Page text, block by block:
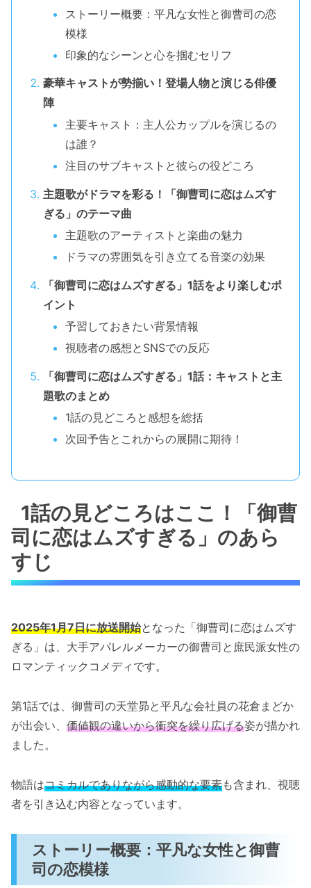
ストーリー概要：平凡な女性と御曹司の恋
模様
印象的なシーンと心を掴むセリフ
豪華キャストが勢揃い！登場人物と演じる俳優
陣
主要キャスト：主人公カップルを演じるの
は誰？
注目のサブキャストと彼らの役どころ
主題歌がドラマを彩る！「御曹司に恋はムズす
ぎる」のテーマ曲
主題歌のアーティストと楽曲の魅力
ドラマの雰囲気を引き立てる音楽の効果
「御曹司に恋はムズすぎる」1話をより楽しむポ
イント
予習しておきたい背景情報
視聴者の感想とSNSでの反応
「御曹司に恋はムズすぎる」1話：キャストと主
題歌のまとめ
1話の見どころと感想を総括
次回予告とこれからの展開に期待！
1話の見どころはここ！「御曹
司に恋はムズすぎる」のあら
すじ
2025年1月7日に放送開始となった「御曹司に恋はムズす
ぎる」は、大手アパレルメーカーの御曹司と庶民派女性の
ロマンティックコメディです。
第1話では、御曹司の天堂昴と平凡な会社員の花倉まどか
が出会い、 価値観の違いから衝突を繰り広げる姿が描かれ
ました。
物語はコミカルでありながら感動的な要素も含まれ、視聴
者を引き込む内容となっています。
ストーリー概要：平凡な女性と御曹
司の恋模様